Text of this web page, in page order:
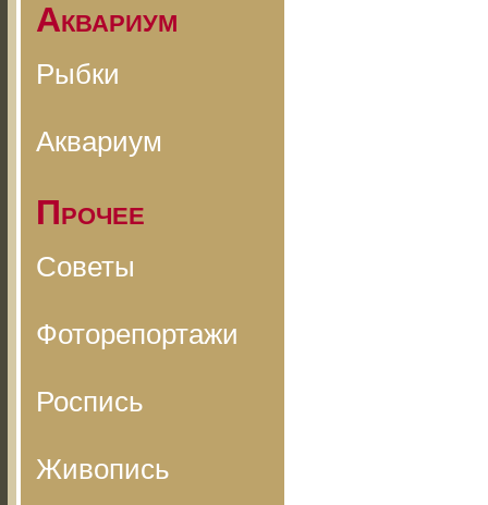
Аквариум
Рыбки
Аквариум
Прочее
Советы
Фоторепортажи
Роспись
Живопись